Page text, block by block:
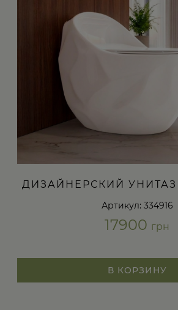
ДИЗАЙНЕРСКИЙ УНИТАЗ
Артикул: 334916
17900 грн
В КОРЗИНУ